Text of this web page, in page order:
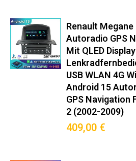
Renault
Autoradio GPS
Mit QLED
USB WLAN 4G
Android 15
GPS Navigation
2 (2002-2009)
409,00 €